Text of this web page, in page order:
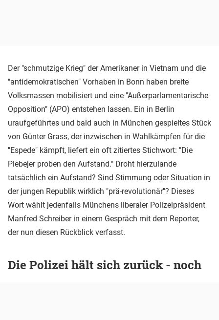
Der "schmutzige Krieg" der Amerikaner in Vietnam und die
"antidemokratischen" Vorhaben in Bonn haben breite
Volksmassen mobilisiert und eine "Außerparlamentarische
Opposition" (APO) entstehen lassen. Ein in Berlin
uraufgeführtes und bald auch in München gespieltes Stück
von Günter Grass, der inzwischen in Wahlkämpfen für die
"Espede" kämpft, liefert ein oft zitiertes Stichwort: "Die
Plebejer proben den Aufstand." Droht hierzulande
tatsächlich ein Aufstand? Sind Stimmung oder Situation in
der jungen Republik wirklich "prä-revolutionär"? Dieses
Wort wählt jedenfalls Münchens liberaler Polizeipräsident
Manfred Schreiber in einem Gespräch mit dem Reporter,
der nun diesen Rückblick verfasst.
Die Polizei hält sich zurück - noch